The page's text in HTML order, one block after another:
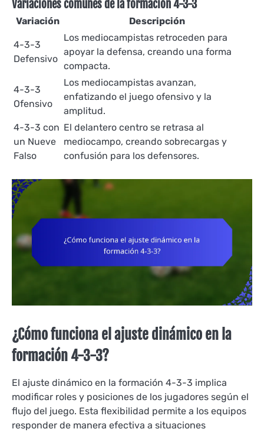
Variaciones comunes de la formación 4-3-3
Variación Descripción
4-3-3
Defensivo
Los mediocampistas retroceden para
apoyar la defensa, creando una forma
compacta.
4-3-3
Ofensivo
Los mediocampistas avanzan,
enfatizando el juego ofensivo y la
amplitud.
4-3-3 con
un Nueve
Falso
El delantero centro se retrasa al
mediocampo, creando sobrecargas y
confusión para los defensores.
¿Cómo funciona el ajuste dinámico en la
formación 4-3-3?
El ajuste dinámico en la formación 4-3-3 implica
modificar roles y posiciones de los jugadores según el
flujo del juego. Esta flexibilidad permite a los equipos
responder de manera efectiva a situaciones